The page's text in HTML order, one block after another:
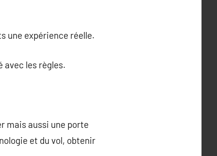
une expérience réelle.
avec les règles.
mais aussi une porte
et du vol, obtenir